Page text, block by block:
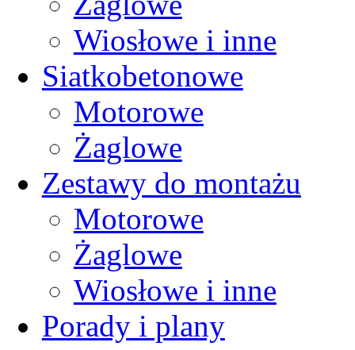
Wiosłowe i inne
Siatkobetonowe
Motorowe
Żaglowe
Zestawy do montażu
Motorowe
Żaglowe
Wiosłowe i inne
Porady i plany